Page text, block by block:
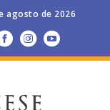
agosto de 2026